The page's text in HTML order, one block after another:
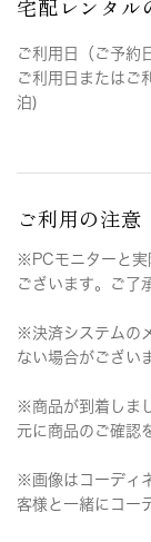
宅配レンタル
ご利用日（ご予約
ご利用日またはご
泊)
ご利用の注意
※PCモニターと実
ございます。ご了
※決済システムの
ない場合がござい
※商品が到着しま
元に商品のご確認
※画像はコーディ
客様と一緒にコー